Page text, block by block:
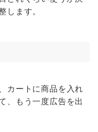
します。
カートに商品を入れ
、もう一度広告を出